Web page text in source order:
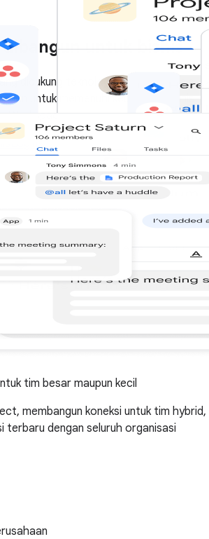
dibangun untuk bisnis
didukung teknologi AI, dengan skala,
untuk memenuhi kebutuhan bisnis
Workspace.
Login
didukung teknologi AI
dengan lebih cepat dan efektif,
dan dapatkan bantuan dari Gemini.
tim besar maupun kecil
membangun koneksi untuk tim hybrid,
terbaru dengan seluruh organisasi